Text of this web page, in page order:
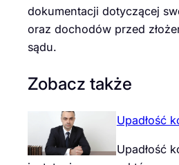
dokumentacji dotyczącej
oraz dochodów przed
sądu.
Zobacz także
Upadłość
Upadłość